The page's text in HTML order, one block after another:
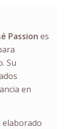
Passion es
Su
en